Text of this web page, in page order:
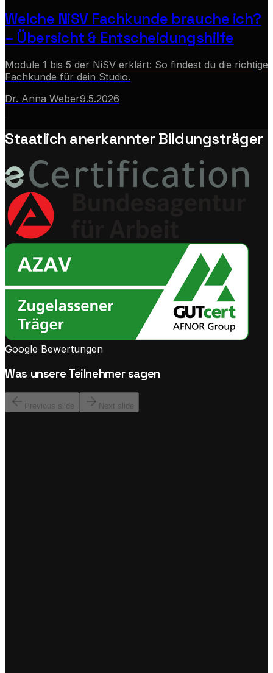
Welche NiSV Fachkunde brauche ich?
– Übersicht & Entscheidungshilfe
Module 1 bis 5 der NiSV erklärt: So findest du die richtige
Fachkunde für dein Studio.
Dr. Anna Weber9.5.2026
Staatlich anerkannter Bildungsträger
Google Bewertungen
Was unsere Teilnehmer sagen
Previous slide Next slide